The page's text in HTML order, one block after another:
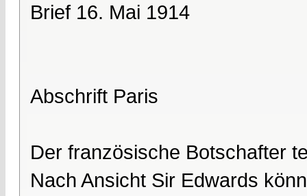
Brief 16. Mai 1914
Abschrift Paris
Der französische Botschafter
Nach Ansicht Sir Edwards